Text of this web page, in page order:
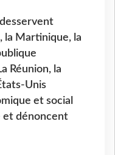
la Martinique, la
Réunion, la
Unis
et social
et dénoncent